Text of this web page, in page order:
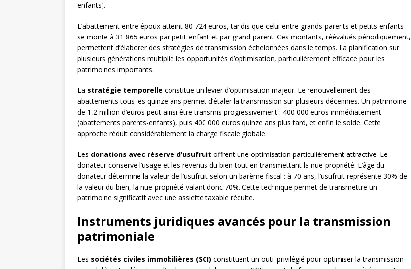
enfants).
L’abattement entre époux atteint 80 724 euros, tandis que celui entre grands-parents et petits-enfants
se monte à 31 865 euros par petit-enfant et par grand-parent. Ces montants, réévalués périodiquement,
permettent d’élaborer des stratégies de transmission échelonnées dans le temps. La planification sur
plusieurs générations multiplie les opportunités d’optimisation, particulièrement efficace pour les
patrimoines importants.
La stratégie temporelle constitue un levier d’optimisation majeur. Le renouvellement des
abattements tous les quinze ans permet d’étaler la transmission sur plusieurs décennies. Un patrimoine
de 1,2 million d’euros peut ainsi être transmis progressivement : 400 000 euros immédiatement
(abattements parents-enfants), puis 400 000 euros quinze ans plus tard, et enfin le solde. Cette
approche réduit considérablement la charge fiscale globale.
Les donations avec réserve d’usufruit offrent une optimisation particulièrement attractive. Le
donateur conserve l’usage et les revenus du bien tout en transmettant la nue-propriété. L’âge du
donateur détermine la valeur de l’usufruit selon un barème fiscal : à 70 ans, l’usufruit représente 30% de
la valeur du bien, la nue-propriété valant donc 70%. Cette technique permet de transmettre un
patrimoine significatif avec une assiette taxable réduite.
Instruments juridiques avancés pour la transmission
patrimoniale
Les sociétés civiles immobilières (SCI) constituent un outil privilégié pour optimiser la transmission